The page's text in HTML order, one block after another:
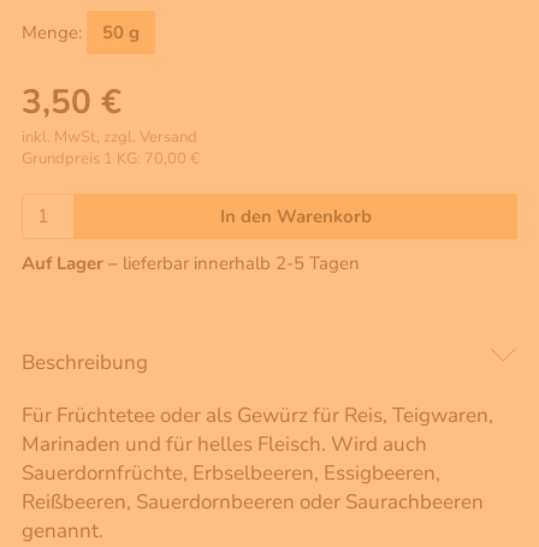
Menge: 50 g
3,50 €
inkl. MwSt, zzgl. Versand
Grundpreis 1 KG: 70,00 €
In den Warenkorb
Auf Lager – lieferbar innerhalb 2-5 Tagen
Beschreibung
Für Früchtetee oder als Gewürz für Reis, Teigwaren,
Marinaden und für helles Fleisch. Wird auch
Sauerdornfrüchte, Erbselbeeren, Essigbeeren,
Reißbeeren, Sauerdornbeeren oder Saurachbeeren
genannt.